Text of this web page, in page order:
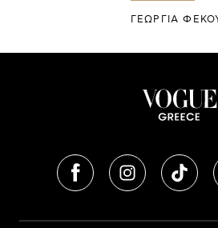
ΓΕΩΡΓΙΑ